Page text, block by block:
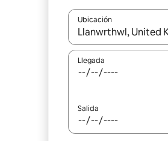
Ubicación
Cuando los resultados
Llegada
Salida